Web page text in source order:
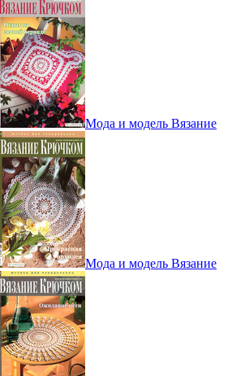
Мода и модель Вязание
Мода и модель Вязание